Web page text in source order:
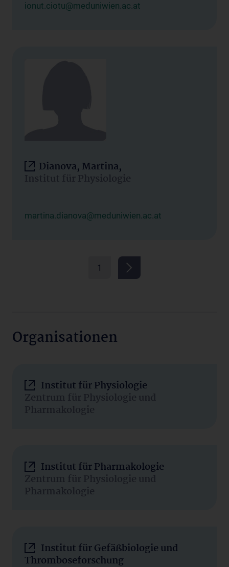
ionut.ciotu@meduniwien.ac.at
Dianova, Martina,
Institut für Physiologie
martina.dianova@meduniwien.ac.at
1
Organisationen
Institut für Physiologie
Zentrum für Physiologie und
Pharmakologie
Institut für Pharmakologie
Zentrum für Physiologie und
Pharmakologie
Institut für Gefäßbiologie und
Thromboseforschung